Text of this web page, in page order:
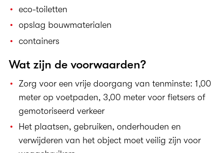
eco-toiletten
opslag bouwmaterialen
containers
Wat zijn de voorwaarden?
Zorg voor een vrije doorgang van tenminste: 1,00
meter op voetpaden, 3,00 meter voor fietsers of
gemotoriseerd verkeer
Het plaatsen, gebruiken, onderhouden en
verwijderen van het object moet veilig zijn voor